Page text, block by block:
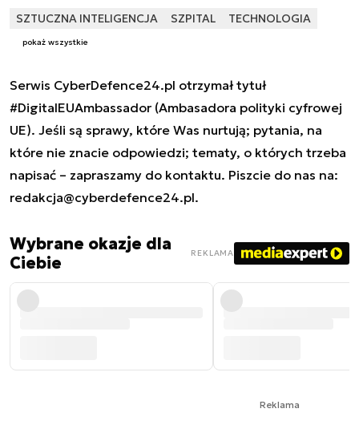
SZTUCZNA INTELIGENCJA SZPITAL TECHNOLOGIA
pokaż wszystkie
Serwis CyberDefence24.pl otrzymał tytuł
#DigitalEUAmbassador (Ambasadora polityki cyfrowej
UE). Jeśli są sprawy, które Was nurtują; pytania, na
które nie znacie odpowiedzi; tematy, o których trzeba
napisać – zapraszamy do kontaktu. Piszcie do nas na:
redakcja@cyberdefence24.pl.
Wybrane okazje dla
Ciebie
REKLAMA
Reklama